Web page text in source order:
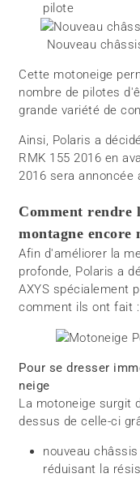
pilote
Nouveau
Cette motoneige
nombre de pilotes
grande variété de
Ainsi, Polaris a
RMK 155 2016 en
2016 sera
Comment rendre
montagne encore
Afin d'améliorer la
profonde, Polaris a
AXYS spécialement
comment ils ont fait :
Pour se dresser
neige
La motoneige surgit
dessus de celle-ci
nouveau
réduisant la